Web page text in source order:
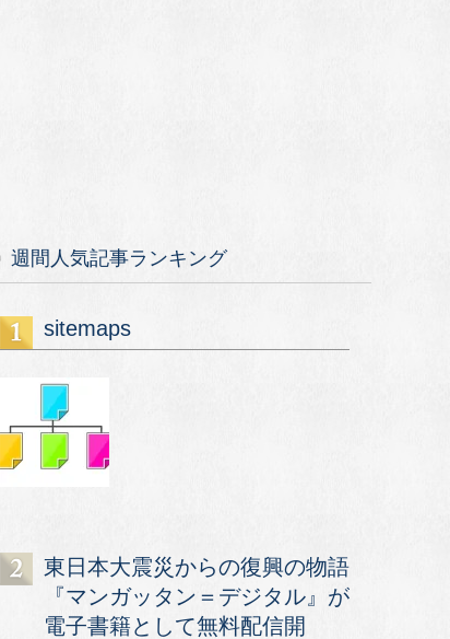
週間人気記事ランキング
sitemaps
東日本大震災からの復興の物語
『マンガッタン＝デジタル』が
電子書籍として無料配信開